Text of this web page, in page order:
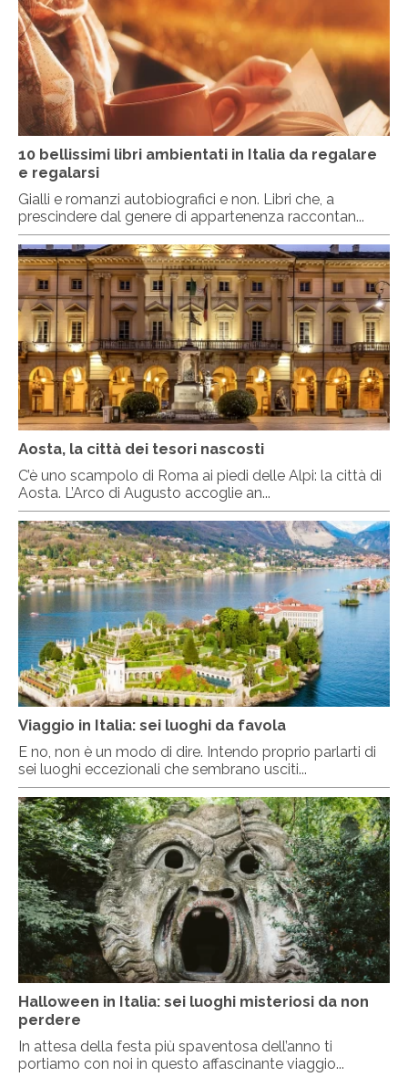
10 bellissimi libri ambientati in Italia da regalare
e regalarsi
Gialli e romanzi autobiografici e non. Libri che, a
prescindere dal genere di appartenenza raccontan...
Aosta, la città dei tesori nascosti
C’è uno scampolo di Roma ai piedi delle Alpi: la città di
Aosta. L’Arco di Augusto accoglie an...
Viaggio in Italia: sei luoghi da favola
E no, non è un modo di dire. Intendo proprio parlarti di
sei luoghi eccezionali che sembrano usciti...
Halloween in Italia: sei luoghi misteriosi da non
perdere
In attesa della festa più spaventosa dell’anno ti
portiamo con noi in questo affascinante viaggio...